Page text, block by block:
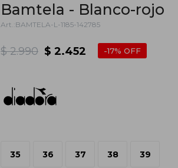
Bamtela - Blanco-rojo
BAMTELA-L-1185-142785
$ 2.452
$ 2.990 17
35 36 37 38 39